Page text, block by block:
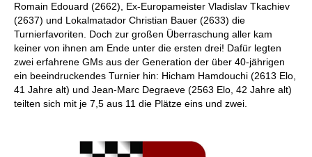
Romain Edouard (2662), Ex-Europameister Vladislav Tkachiev
(2637) und Lokalmatador Christian Bauer (2633) die
Turnierfavoriten. Doch zur großen Überraschung aller kam
keiner von ihnen am Ende unter die ersten drei! Dafür legten
zwei erfahrene GMs aus der Generation der über 40-jährigen
ein beeindruckendes Turnier hin: Hicham Hamdouchi (2613 Elo,
41 Jahre alt) und Jean-Marc Degraeve (2563 Elo, 42 Jahre alt)
teilten sich mit je 7,5 aus 11 die Plätze eins und zwei.